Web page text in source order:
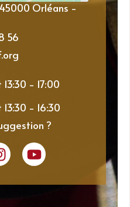
Orléans -
56
- 17:00
- 16:30
?